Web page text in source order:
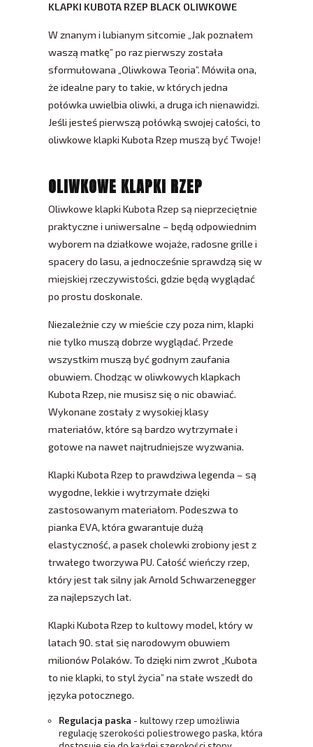
KLAPKI KUBOTA RZEP BLACK OLIWKOWE
W znanym i lubianym sitcomie „Jak poznałem
waszą matkę” po raz pierwszy została
sformułowana „Oliwkowa Teoria”. Mówiła ona,
że idealne pary to takie, w których jedna
połówka uwielbia oliwki, a druga ich nienawidzi.
Jeśli jesteś pierwszą połówką swojej całości, to
oliwkowe klapki Kubota Rzep muszą być Twoje!
OLIWKOWE KLAPKI RZEP
Oliwkowe klapki Kubota Rzep są nieprzeciętnie
praktyczne i uniwersalne – będą odpowiednim
wyborem na działkowe wojaże, radosne grille i
spacery do lasu, a jednocześnie sprawdzą się w
miejskiej rzeczywistości, gdzie będą wyglądać
po prostu doskonale.
Niezależnie czy w mieście czy poza nim, klapki
nie tylko muszą dobrze wyglądać. Przede
wszystkim muszą być godnym zaufania
obuwiem. Chodząc w oliwkowych klapkach
Kubota Rzep, nie musisz się o nic obawiać.
Wykonane zostały z wysokiej klasy
materiałów, które są bardzo wytrzymałe i
gotowe na nawet najtrudniejsze wyzwania.
Klapki Kubota Rzep to prawdziwa legenda – są
wygodne, lekkie i wytrzymałe dzięki
zastosowanym materiałom. Podeszwa to
pianka EVA, która gwarantuje dużą
elastyczność, a pasek cholewki zrobiony jest z
trwałego tworzywa PU. Całość wieńczy rzep,
który jest tak silny jak Arnold Schwarzenegger
za najlepszych lat.
Klapki Kubota Rzep to kultowy model, który w
latach 90. stał się narodowym obuwiem
milionów Polaków. To dzięki nim zwrot „Kubota
to nie klapki, to styl życia” na stałe wszedł do
języka potocznego.
Regulacja paska - kultowy rzep umożliwia
regulację szerokości poliestrowego paska, która